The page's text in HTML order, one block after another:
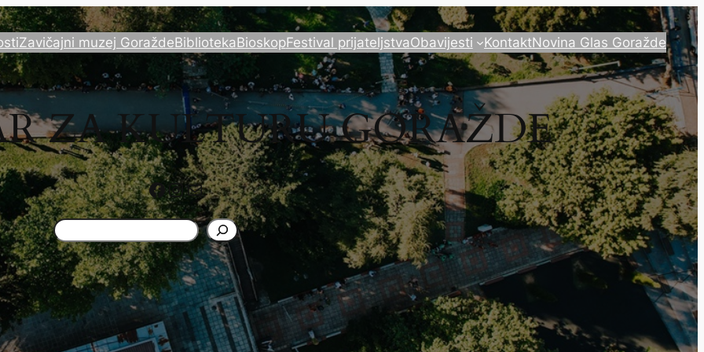
Zavičajni muzej GoraždeBibliotekaBioskopFestival prijateljstvaObavijesti KontaktNovina Glas Goražde
ZA KULTURU GORAŽDE
Facebook
Instagram
Mail